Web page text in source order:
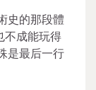
史的那段體
不成能玩得
是最后一行